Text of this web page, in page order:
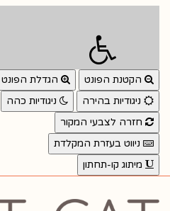
הקטנת הפונט הגדלת הפונט
ניגודיות בהירה
ניגודיות כהה
חזרה לצבעי המקור
ניווט בעזרת המקלדת
מיתוג קו-תחתון